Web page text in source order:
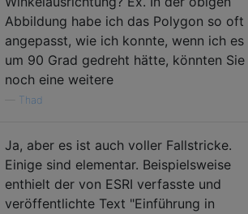
Abbildung habe ich das Polygon so oft
angepasst, wie ich konnte, wenn ich es
um 90 Grad gedreht hätte, könnten Sie
noch eine weitere
Thad
Ja, aber es ist auch voller Fallstricke.
Einige sind elementar. Beispielsweise
enthielt der von ESRI verfasste und
veröffentlichte Text "Einführung in